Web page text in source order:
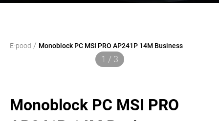
E-pood / Monoblock PC MSI PRO AP241P 14M Business
1 / 3
Monoblock PC MSI PRO